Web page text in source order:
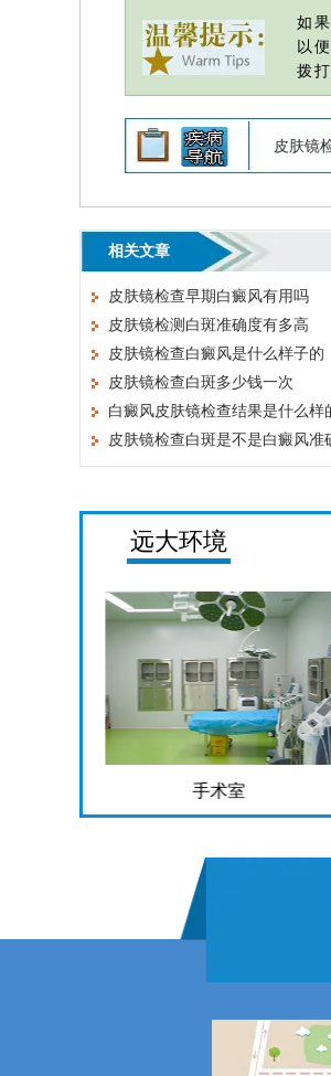
如
以
拨
皮肤镜
相关文章
皮肤镜检查早期白癜风有用吗
皮肤镜检测白斑准确度有多高
皮肤镜检查白癜风是什么样子的
皮肤镜检查白斑多少钱一次
白癜风皮肤镜检查结果是什么样
皮肤镜检查白斑是不是白癜风准
远大环境
手术室